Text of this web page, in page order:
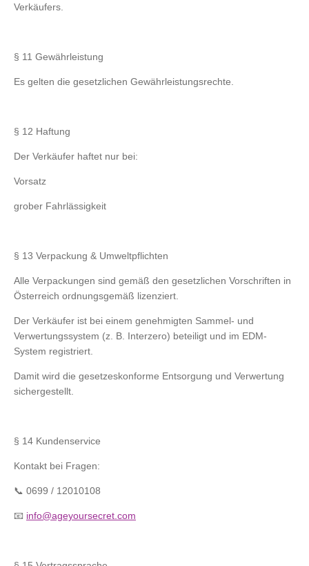
Verkäufers.
§ 11 Gewährleistung
Es gelten die gesetzlichen Gewährleistungsrechte.
§ 12 Haftung
Der Verkäufer haftet nur bei:
Vorsatz
grober Fahrlässigkeit
§ 13 Verpackung & Umweltpflichten
Alle Verpackungen sind gemäß den gesetzlichen Vorschriften in
Österreich ordnungsgemäß lizenziert.
Der Verkäufer ist bei einem genehmigten Sammel- und
Verwertungssystem (z. B. Interzero) beteiligt und im EDM-
System registriert.
Damit wird die gesetzeskonforme Entsorgung und Verwertung
sichergestellt.
§ 14 Kundenservice
Kontakt bei Fragen:
📞 0699 / 12010108
📧 info@ageyoursecret.com